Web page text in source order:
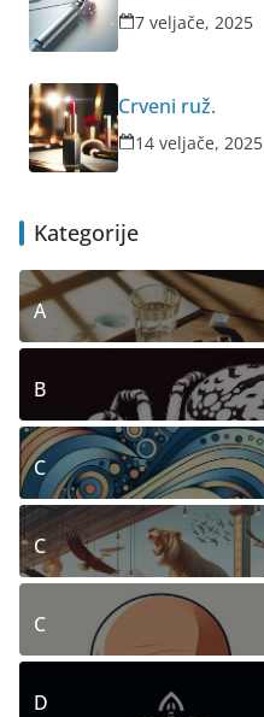
7 veljače, 2025
Crveni ruž.
14 veljače, 2025
Kategorije
A
B
C
C
C
D